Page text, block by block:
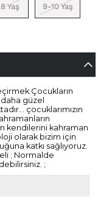
Yaş 9-10 Yaş
güzel
çocuklarımızın
kendilerini kahraman
olarak bizim için
katkı sağlıyoruz.
; Normalde
;